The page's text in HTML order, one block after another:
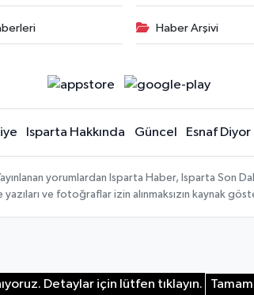
Haber Arşivi
Isparta Hakkında Güncel Esnaf Diyor
yorumlardan Isparta Haber, Isparta Son
yazıları ve fotoğraflar izin alınmaksızın kaynak
Detaylar için lütfen tıklayın. Tamam